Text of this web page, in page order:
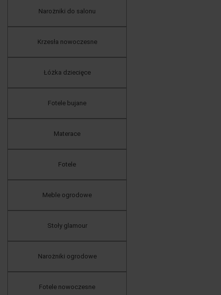
Narożniki do salonu
Krzesła nowoczesne
Łóżka dziecięce
Fotele bujane
Materace
Fotele
Meble ogrodowe
Stoły glamour
Narożniki ogrodowe
Fotele nowoczesne